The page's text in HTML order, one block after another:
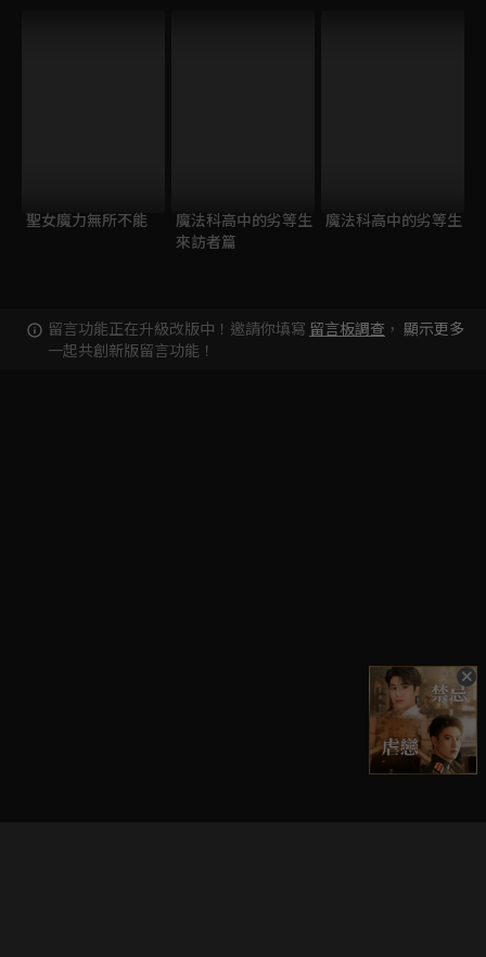
聖女魔力無所不能
魔法科高中的劣等生
來訪者篇
魔法科高中的劣等生
留言功能正在升級改版中！邀請你填寫 留言板調查 ，
一起共創新版留言功能！
顯示更多